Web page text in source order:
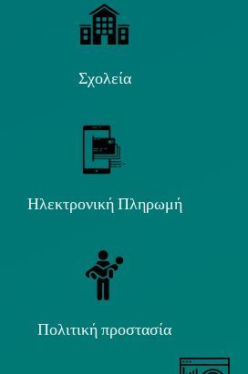
Σχολεία
Ηλεκτρονική Πληρωμή
Πολιτική προστασία